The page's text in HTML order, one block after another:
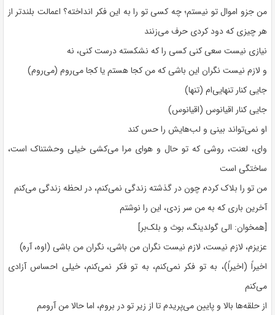
من جزو اموال تو نیستم؛ چه کسی تو را به این فکر انداخته؟ اعمالت بلندتر از
هر چیزی که دود کردی حرف می‌زنند
نیازی نیست سعی کنی کسی را که نشکسته درست کنی، نه
و لازم نیست نگران این باشی که من کجا هستم یا کجا می‌روم (می‌روم)
جایی کنار تنهایی‌ام (تنها)
جایی کنار اقیانوس (اقیانوس)
او نمی‌تواند بینی و لب‌هایش را حس کند
وای، لعنت، روشی که تو حال و هوای مرا می‌کشی خیلی وحشتناک است،
ساختگی است
من تو را بلاک کردم چون در گذشته زندگی نمی‌کنم، در لحظه زندگی می‌کنم
آخرین باری که به من سر زدی، این را نوشتم
[همخوان: الی گولدینگ، بوث و بلک‌بر]
عزیزم، لازم نیست، لازم نیست نگران من باشی، نگران من باشی (اوه، آره)
اخیراً (اخیراً)، به تو فکر نمی‌کنم، به تو فکر نمی‌کنم، خیلی احساس آزادی
می‌کنم
از حلقه‌ها بالا و پایین می‌پریدم تا از زیر تو در بروم، اما حالا من آرومم